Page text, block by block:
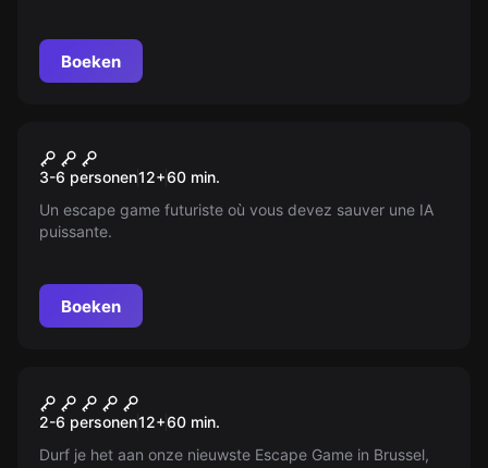
Boeken
Dystopia
3-6 personen12+60 min.
Un escape game futuriste où vous devez sauver une IA
puissante.
Boeken
Submarine Bunker
2-6 personen12+60 min.
Durf je het aan onze nieuwste Escape Game in Brussel,